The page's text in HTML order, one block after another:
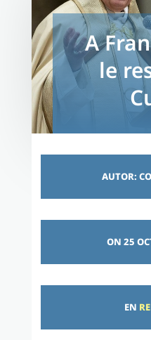
A
le
AUTOR:
ON 25
EN